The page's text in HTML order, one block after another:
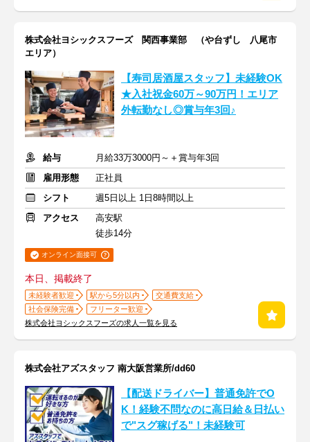
株式会社ヨシックスフーズ 関西事業部 （や台ずし 八尾市
エリア）
【寿司居酒屋スタッフ】未経験OK
★入社祝金60万～90万円！エリア
外転勤なし◎賞与年3回♪
給与
月給33万3000円～＋賞与年3回
雇用形態
正社員
シフト
週5日以上 1日8時間以上
アクセス
高安駅
徒歩14分
オンライン面接可
本日、掲載終了
未経験者歓迎 駅から5分以内
交通費支給
社会保険完備
フリーター歓迎
株式会社ヨシックスフーズの求人一覧を見る
株式会社アズスタッフ 南大阪営業所/dd60
【配送ドライバー】普通免許でO
K！経験不問なのに高日給＆日払い
で"スグ稼げる"！未経験可